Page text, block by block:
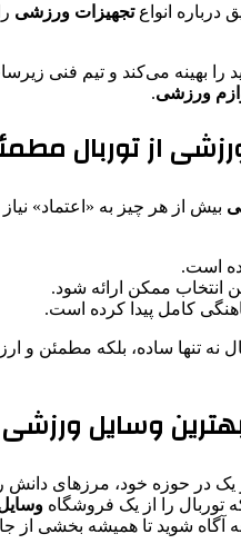
درباره انواعتجهیزات ورزشی
را بهینه می‌کند و تیم
ورزشی.
از توربال
بیش از هر چیز به «اعتماد»
است.
انتخاب ممکن ارائه شود.
کامل پیدا کرده است.
نه‌ تنها ساده، بلکه مطمئن
وسایل ورزشی
حوزه‌ خود، مرزهای دانش را
توربال را از یک فروشگاه
آگاه شوید تا همیشه بخشی از